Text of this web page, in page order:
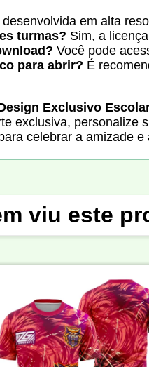
desenvolvida em alta
turmas? Sim, a
Você pode
para abrir? É
Exclusivo
exclusiva,
celebrar a amizade
viu este